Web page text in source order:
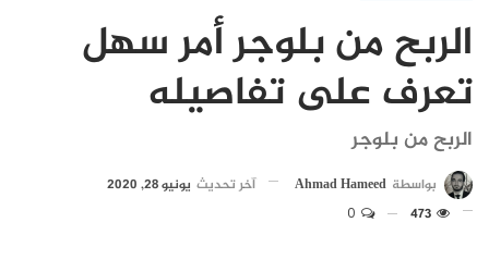
الربح من بلوجر أمر سهل
تعرف على تفاصيله
الربح من بلوجر
بواسطة Ahmad Hameed آخر تحديث يونيو 28, 2020